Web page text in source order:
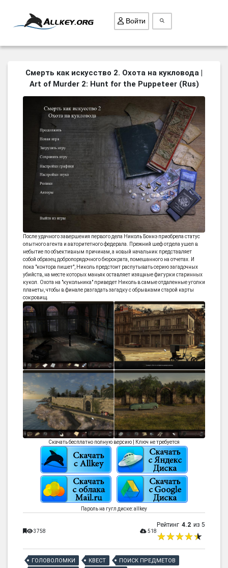
ВСЕ ИГРЫ
ПОИСК ПРЕДМЕТОВ
ГОЛОВОЛОМКИ
ТРИ-В-РЯД
СТРАТЕГИИ
СТРЕЛЯЛКИ
НОВОСТИ
Войти
Смерть как искусство 2. Охота на кукловода |
Art of Murder 2: Hunt for the Puppeteer (Rus)
После удачного завершения первого дела Николь Боннэ приобрела статус
опытного агента и авторитетного федерала. Прежний шеф отдела ушел в
небытие по объективным причинам, а новый начальник представляет
собой образец добропорядочного бюрократа, помешанного на отчетах. И
пока "контора пишет", Николь предстоит распутывать серию загадочных
убийств, на месте которых маньяк оставляет изящные фигурки старинных
кукол. Охота на "кукольника" приведет Николь в самые отдаленные уголки
планеты, чтобы в финале разгадать загадку с обрывками старой карты
сокровищ.
Скачать бесплатно полную версию | Ключ не требуется
Пароль на гугл диске: allkey
3758 518
Рейтинг 4.2 из 5
ГОЛОВОЛОМКИ КВЕСТ
ПОИСК ПРЕДМЕТОВ